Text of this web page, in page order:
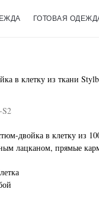
ГОТОВАЯ
в клетку из ткани
S2
двойка в клетку из
лацканом, прямые